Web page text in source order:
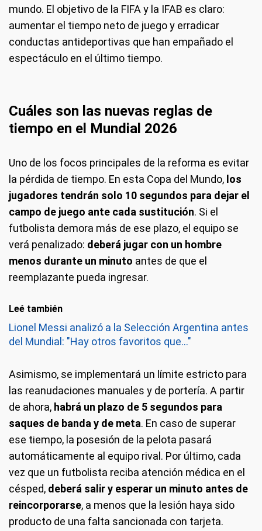
mundo. El objetivo de la FIFA y la IFAB es claro:
aumentar el tiempo neto de juego y erradicar
conductas antideportivas que han empañado el
espectáculo en el último tiempo.
Cuáles son las nuevas reglas de
tiempo en el Mundial 2026
Uno de los focos principales de la reforma es evitar
la pérdida de tiempo. En esta Copa del Mundo, los
jugadores tendrán solo 10 segundos para dejar el
campo de juego ante cada sustitución. Si el
futbolista demora más de ese plazo, el equipo se
verá penalizado: deberá jugar con un hombre
menos durante un minuto antes de que el
reemplazante pueda ingresar.
Leé también
Lionel Messi analizó a la Selección Argentina antes
del Mundial: "Hay otros favoritos que..."
Asimismo, se implementará un límite estricto para
las reanudaciones manuales y de portería. A partir
de ahora, habrá un plazo de 5 segundos para
saques de banda y de meta. En caso de superar
ese tiempo, la posesión de la pelota pasará
automáticamente al equipo rival. Por último, cada
vez que un futbolista reciba atención médica en el
césped, deberá salir y esperar un minuto antes de
reincorporarse, a menos que la lesión haya sido
producto de una falta sancionada con tarjeta.